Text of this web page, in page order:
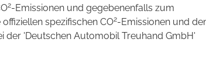
2-Emissionen und gegebenenfalls zum
spezifischen CO2-Emissionen und
der 'Deutschen Automobil Treuhand GmbH'